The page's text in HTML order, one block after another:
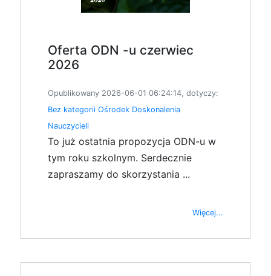
Oferta ODN -u czerwiec
2026
Opublikowany 2026-06-01 06:24:14, dotyczy:
Bez kategorii Ośrodek Doskonalenia
Nauczycieli
To już ostatnia propozycja ODN-u w
tym roku szkolnym. Serdecznie
zapraszamy do skorzystania ...
Więcej...